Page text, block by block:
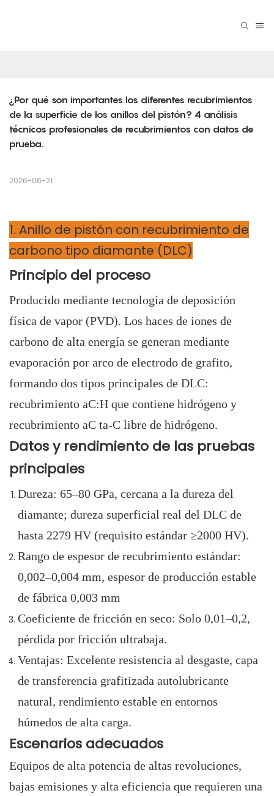
¿Por qué son importantes los diferentes recubrimientos
de la superficie de los anillos del pistón? 4 análisis
técnicos profesionales de recubrimientos con datos de
prueba.
2026-06-21
1. Anillo de pistón con recubrimiento de
carbono tipo diamante (DLC)
Principio del proceso
Producido mediante tecnología de deposición
física de vapor (PVD). Los haces de iones de
carbono de alta energía se generan mediante
evaporación por arco de electrodo de grafito,
formando dos tipos principales de DLC:
recubrimiento aC:H que contiene hidrógeno y
recubrimiento aC ta-C libre de hidrógeno.
Datos y rendimiento de las pruebas
principales
Dureza: 65–80 GPa, cercana a la dureza del
diamante; dureza superficial real del DLC de
hasta 2279 HV (requisito estándar ≥2000 HV).
Rango de espesor de recubrimiento estándar:
0,002–0,004 mm, espesor de producción estable
de fábrica 0,003 mm
Coeficiente de fricción en seco: Solo 0,01–0,2,
pérdida por fricción ultrabaja.
Ventajas: Excelente resistencia al desgaste, capa
de transferencia grafitizada autolubricante
natural, rendimiento estable en entornos
húmedos de alta carga.
Escenarios adecuados
Equipos de alta potencia de altas revoluciones,
bajas emisiones y alta eficiencia que requieren una